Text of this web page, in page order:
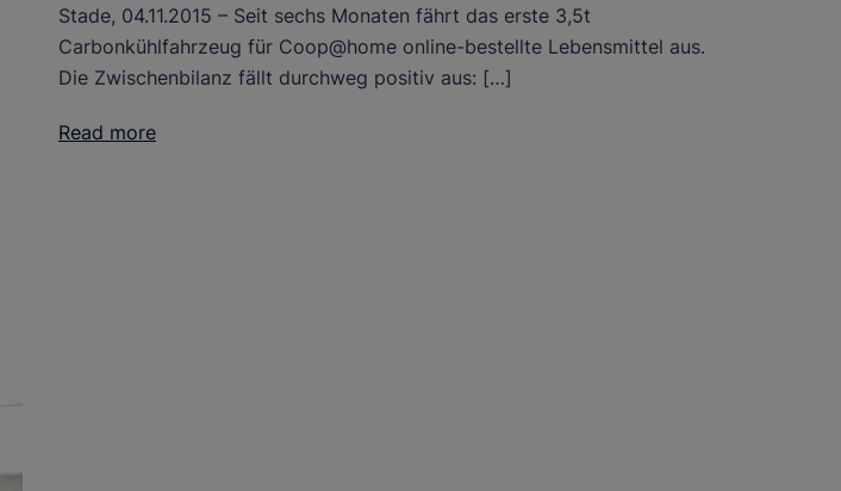
Stade, 04.11.2015 – Seit sechs Monaten fährt das erste 3,5t
Carbonkühlfahrzeug für Coop@home online-bestellte Lebensmittel aus.
Die Zwischenbilanz fällt durchweg positiv aus: […]
Read more